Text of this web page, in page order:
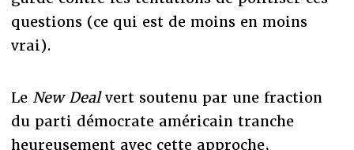
questions (ce qui est de moins en moins
vrai).
Le New Dealvert soutenu par une fraction
du parti démocrate américain tranche
heureusement avec cette approche,